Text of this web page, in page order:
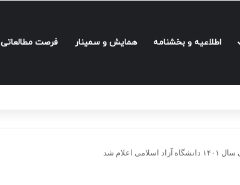
اطلاعیه و بخشنامه‌ همایش و سمینار فرصت مطالعاتی
شد